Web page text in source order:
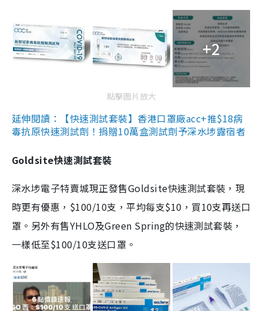
+2
點擊圖片放大
延伸閱讀：【快速測試套裝】香港口罩廠acc+推$18病
毒抗原快速測試劑！捐贈10萬盒測試劑予深水埗露宿者
Goldsite快速測試套裝
深水埗電子特賣城現正發售Goldsite快速測試套裝，現
時更有優惠，$100/10支，平均每支$10，買10支再送口
罩。另外有售YHLO及Green Spring的快速測試套裝，
一樣低至$100/10支送口罩。